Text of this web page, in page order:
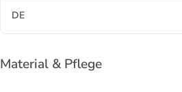
DE
Material & Pflege